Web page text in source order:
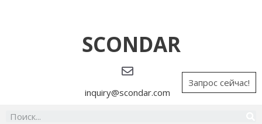
SCONDAR
inquiry@scondar.com
Запрос сейчас!